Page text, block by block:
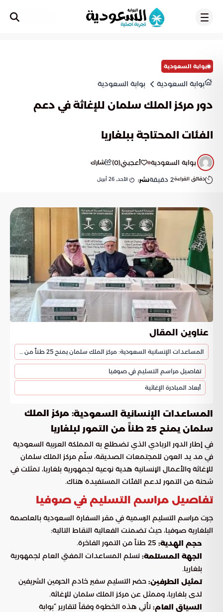
بوابة السعودية
بوابة السعودية بوابة السعودية
دور مركز الملك سلمان للإغاثة في دعم
الفئات المحتاجة ببلغاريا
بوابة السعودية أعجبني(
0
) شارك
دقائق القراءة2 دقيقةنشر: الأحد, 26 أبريل
عناوين المقال
المساعدات الإنسانية السعودية: مركز الملك سلمان يمنح 25 طناً من التمور لبلغاريا
تفاصيل مراسم التسليم في صوفيا
أبعاد المبادرة الإغاثية
المساعدات الإنسانية السعودية: مركز الملك
سلمان يمنح 25 طناً من التمور لبلغاريا
في إطار الدور الريادي الذي تضطلع به المملكة العربية السعودية
في مد يد العون للمجتمعات الصديقة، سلّم مركز الملك سلمان
للإغاثة والأعمال الإنسانية هدية نوعية لجمهورية بلغاريا، تمثلت في
شحنة من التمور لدعم الفئات المستفيدة هناك.
تفاصيل مراسم التسليم في صوفيا
جرت مراسم التسليم الرسمية في مقر السفارة السعودية بالعاصمة
البلغارية صوفيا، حيث تضمنت الفعالية النقاط التالية:
حجم الهدية:
الجهة المستلمة:تسلم المساعدات المفتي العام لجمهورية
بلغاريا.
تمثيل الطرفين: حضر التسليم سفير خادم الحرمين الشريفين
لدى بلغاريا، وممثل عن مركز الملك سلمان للإغاثة.
السياق العام:تأتي هذه الخطوة وفقاً لتقارير “بوابة